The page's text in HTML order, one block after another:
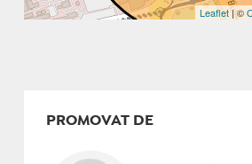
Leaflet| ©
PROMOVAT DE